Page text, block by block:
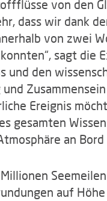
von den
dass wir dank
von zwei
sagt die
und den
Ereignis
gesamten
an Bord
auf